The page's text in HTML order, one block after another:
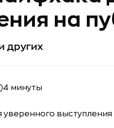
на
других
4 минуты